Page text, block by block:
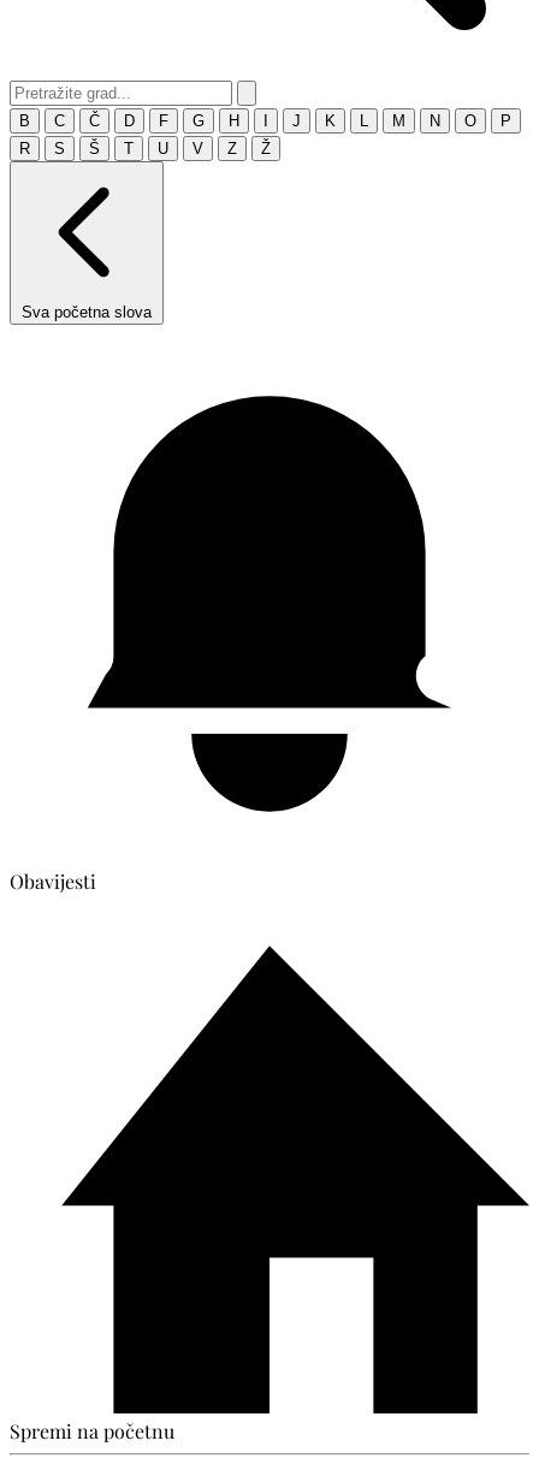
B C Č D F G H J K M N O
P
R
S Š T U V Z Ž
Sva početna slova
Obavijesti
Spremi na početnu